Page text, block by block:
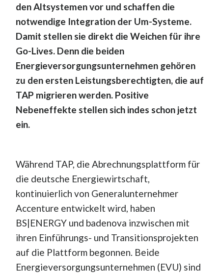
den Altsystemen vor und schaffen die
notwendige Integration der Um-Systeme.
Damit stellen sie direkt die Weichen für ihre
Go-Lives. Denn die beiden
Energieversorgungsunternehmen gehören
zu den ersten Leistungsberechtigten, die auf
TAP migrieren werden. Positive
Nebeneffekte stellen sich indes schon jetzt
ein.
Während TAP, die Abrechnungsplattform für
die deutsche Energiewirtschaft,
kontinuierlich von Generalunternehmer
Accenture entwickelt wird, haben
BS|ENERGY und badenova inzwischen mit
ihren Einführungs- und Transitionsprojekten
auf die Plattform begonnen. Beide
Energieversorgungsunternehmen (EVU) sind